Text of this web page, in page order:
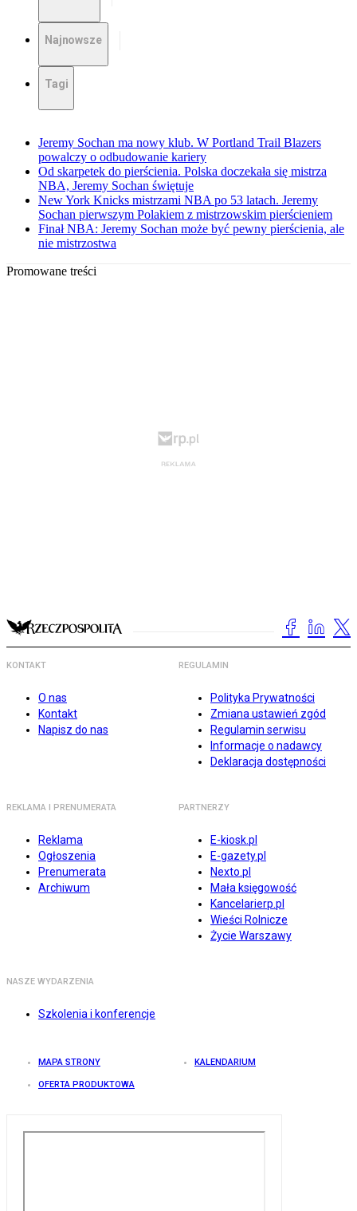
Najnowsze
Tagi
Jeremy Sochan ma nowy klub. W Portland Trail Blazers
powalczy o odbudowanie kariery
Od skarpetek do pierścienia. Polska doczekała się mistrza
NBA, Jeremy Sochan świętuje
New York Knicks mistrzami NBA po 53 latach. Jeremy
Sochan pierwszym Polakiem z mistrzowskim pierścieniem
Finał NBA: Jeremy Sochan może być pewny pierścienia, ale
nie mistrzostwa
Promowane treści
KONTAKT
O nas
Kontakt
Napisz do nas
REGULAMIN
Polityka Prywatności
Zmiana ustawień zgód
Regulamin serwisu
Informacje o nadawcy
Deklaracja dostępności
REKLAMA I PRENUMERATA
Reklama
Ogłoszenia
Prenumerata
Archiwum
PARTNERZY
E-kiosk.pl
E-gazety.pl
Nexto.pl
Mała księgowość
Kancelarierp.pl
Wieści Rolnicze
Życie Warszawy
NASZE WYDARZENIA
Szkolenia i konferencje
MAPA STRONY KALENDARIUM
OFERTA PRODUKTOWA